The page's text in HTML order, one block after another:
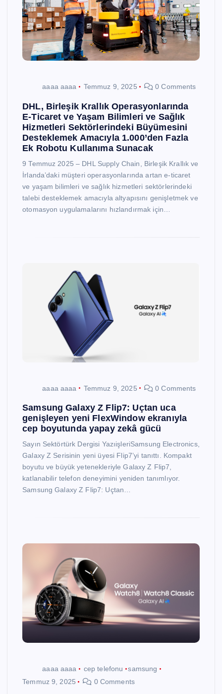
aaaa aaaa Temmuz 9, 2025 0 Comments
DHL, Birleşik Krallık Operasyonlarında
E-Ticaret ve Yaşam Bilimleri ve Sağlık
Hizmetleri Sektörlerindeki Büyümesini
Desteklemek Amacıyla 1.000’den Fazla
Ek Robotu Kullanıma Sunacak
9 Temmuz 2025 – DHL Supply Chain, Birleşik Krallık ve
İrlanda’daki müşteri operasyonlarında artan e-ticaret
ve yaşam bilimleri ve sağlık hizmetleri sektörlerindeki
talebi desteklemek amacıyla altyapısını genişletmek ve
otomasyon uygulamalarını hızlandırmak için…
aaaa aaaa Temmuz 9, 2025 0 Comments
Samsung Galaxy Z Flip7: Uçtan uca
genişleyen yeni FlexWindow ekranıyla
cep boyutunda yapay zekâ gücü
Sayın Sektörtürk Dergisi YazıişleriSamsung Electronics,
Galaxy Z Serisinin yeni üyesi Flip7’yi tanıttı. Kompakt
boyutu ve büyük yetenekleriyle Galaxy Z Flip7,
katlanabilir telefon deneyimini yeniden tanımlıyor.
Samsung Galaxy Z Flip7: Uçtan…
aaaa aaaa cep telefonu
samsung
Temmuz 9, 2025
0 Comments